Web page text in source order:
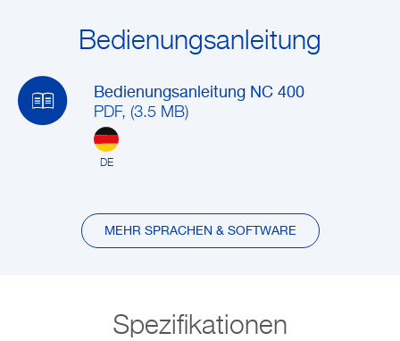
Bedienungsanleitung
Bedienungsanleitung NC 400
PDF, (3.5 MB)
DE
MEHR SPRACHEN & SOFTWARE
Spezifikationen